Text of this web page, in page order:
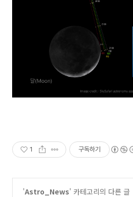
1 구독하기
'Astro_News' 카테고리의 다른 글